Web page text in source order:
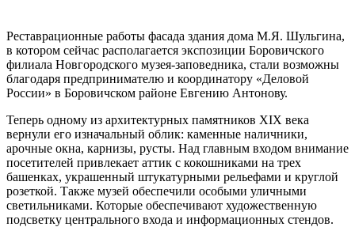
Реставрационные работы фасада здания дома М.Я. Шульгина,
в котором сейчас располагается экспозиции Боровичского
филиала Новгородского музея-заповедника, стали возможны
благодаря предпринимателю и координатору «Деловой
России» в Боровичском районе Евгению Антонову.
Теперь одному из архитектурных памятников XIX века
вернули его изначальный облик: каменные наличники,
арочные окна, карнизы, русты. Над главным входом внимание
посетителей привлекает аттик с кокошниками на трех
башенках, украшенный штукатурными рельефами и круглой
розеткой. Также музей обеспечили особыми уличными
светильниками. Которые обеспечивают художественную
подсветку центрального входа и информационных стендов.